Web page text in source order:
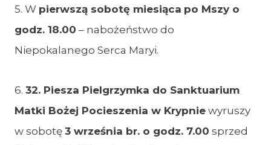
5. W pierwszą sobotę miesiąca po Mszy o
godz. 18.00 – nabożeństwo do
Niepokalanego Serca Maryi.
6. 32. Piesza Pielgrzymka do Sanktuarium
Matki Bożej Pocieszenia w Krypnie wyruszy
w sobotę 3 września br. o godz. 7.00 sprzed